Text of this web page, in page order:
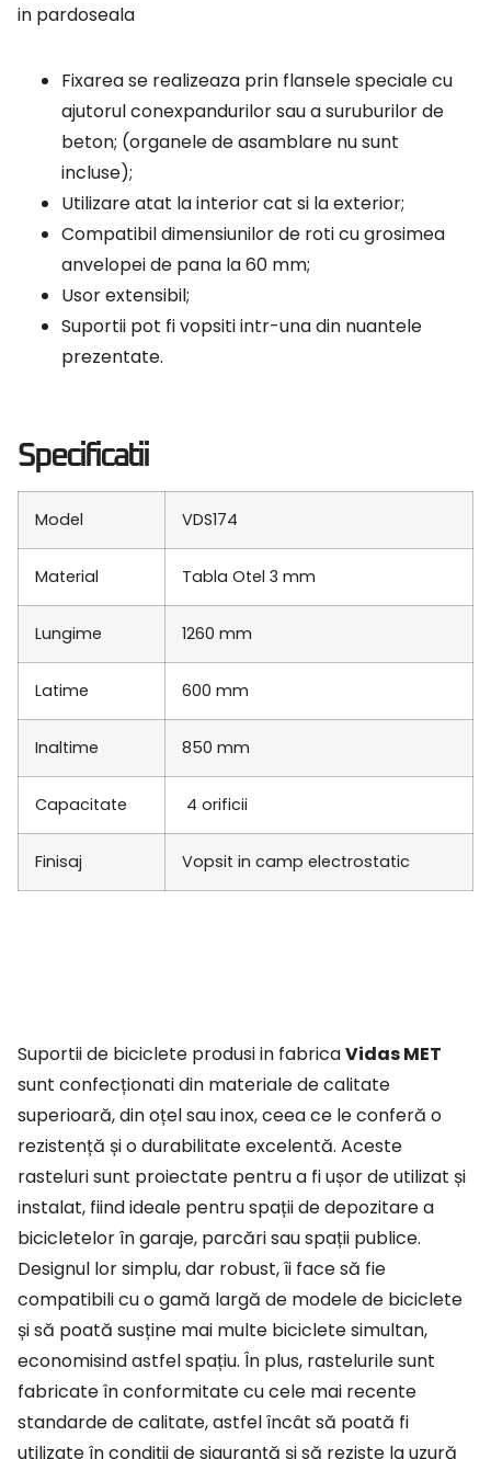
in pardoseala
Fixarea se realizeaza prin flansele speciale cu
ajutorul conexpandurilor sau a suruburilor de
beton; (organele de asamblare nu sunt
incluse);
Utilizare atat la interior cat si la exterior;
Compatibil dimensiunilor de roti cu grosimea
anvelopei de pana la 60 mm;
Usor extensibil;
Suportii pot fi vopsiti intr-una din nuantele
prezentate.
Specificatii
Model VDS174
Material Tabla Otel 3 mm
Lungime 1260 mm
Latime 600 mm
Inaltime 850 mm
Capacitate 4 orificii
Finisaj Vopsit in camp electrostatic
Suportii de biciclete produsi in fabricaVidas MET
sunt confecționati din materiale de calitate
superioară, din oțel sau inox, ceea ce le conferă o
rezistență și o durabilitate excelentă. Aceste
rasteluri sunt proiectate pentru a fi ușor de utilizat și
instalat, fiind ideale pentru spații de depozitare a
bicicletelor în garaje, parcări sau spații publice.
Designul lor simplu, dar robust, îi face să fie
compatibili cu o gamă largă de modele de biciclete
și să poată susține mai multe biciclete simultan,
economisind astfel spațiu. În plus, rastelurile sunt
fabricate în conformitate cu cele mai recente
standarde de calitate, astfel încât să poată fi
utilizate în condiții de siguranță și să reziste la uzură